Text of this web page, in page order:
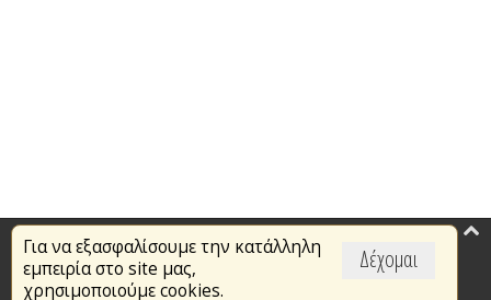
Δέχομαι
Για να εξασφαλίσουμε την κατάλληλη
εμπειρία στο site μας,
χρησιμοποιούμε cookies.
Επικαιρότητα
Το Πυροσβεστικό Σώμα